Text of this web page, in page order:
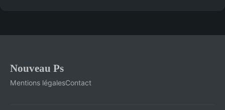
Nouveau Ps
Mentions légalesContact